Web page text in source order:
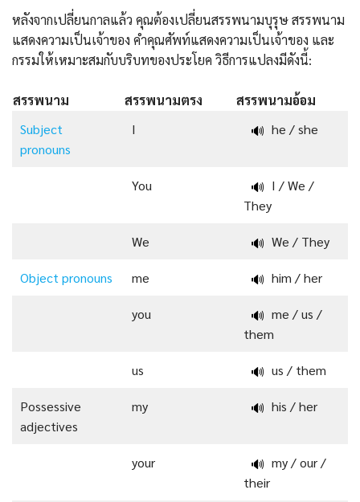
หลังจากเปลี่ยนกาลแล้ว คุณต้องเปลี่ยนสรรพนามบุรุษ สรรพนาม
แสดงความเป็นเจ้าของ คำคุณศัพท์แสดงความเป็นเจ้าของ และ
กรรมให้เหมาะสมกับบริบทของประโยค วิธีการแปลงมีดังนี้:
สรรพนาม สรรพนามตรง
สรรพนามอ้อม
Subject
pronouns
I 🔊 he / she
You 🔊 I / We /
They
We 🔊 We / They
Object pronouns me 🔊 him / her
you 🔊 me / us /
them
us 🔊 us / them
Possessive
adjectives
my 🔊 his / her
your 🔊 my / our /
their